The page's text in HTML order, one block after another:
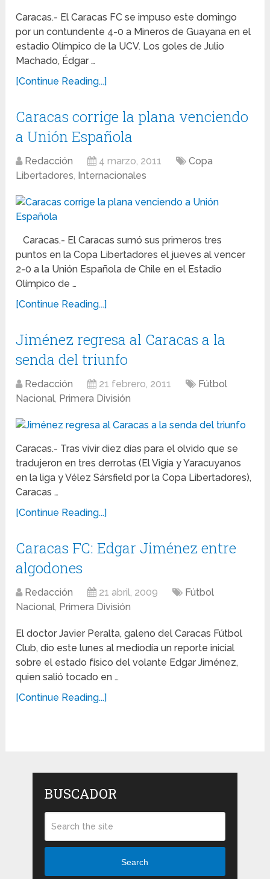
Caracas.- El Caracas FC se impuso este domingo
por un contundente 4-0 a Mineros de Guayana en el
estadio Olímpico de la UCV. Los goles de Julio
Machado, Édgar …
[Continue Reading...]
Caracas corrige la plana venciendo
a Unión Española
Redacción 4 marzo, 2011
Copa
Libertadores, Internacionales
Caracas.- El Caracas sumó sus primeros tres
puntos en la Copa Libertadores el jueves al vencer
2-0 a la Unión Española de Chile en el Estadio
Olímpico de …
[Continue Reading...]
Jiménez regresa al Caracas a la
senda del triunfo
Redacción 21 febrero, 2011
Fútbol
Nacional, Primera División
Caracas.- Tras vivir diez días para el olvido que se
tradujeron en tres derrotas (El Vigía y Yaracuyanos
en la liga y Vélez Sársfield por la Copa Libertadores),
Caracas …
[Continue Reading...]
Caracas FC: Edgar Jiménez entre
algodones
Redacción 21 abril, 2009
Fútbol
Nacional, Primera División
El doctor Javier Peralta, galeno del Caracas Fútbol
Club, dio este lunes al mediodía un reporte inicial
sobre el estado físico del volante Edgar Jiménez,
quien salió tocado en …
[Continue Reading...]
BUSCADOR
Search